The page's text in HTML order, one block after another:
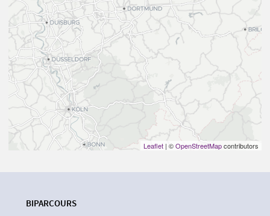
Leaflet | ©OpenStreetMapcontributors
BIPARCOURS